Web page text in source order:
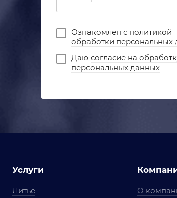
Ознакомлен с политикой
обработки персональных
Даю согласие на
персональных данных
Услуги
Литьё
О